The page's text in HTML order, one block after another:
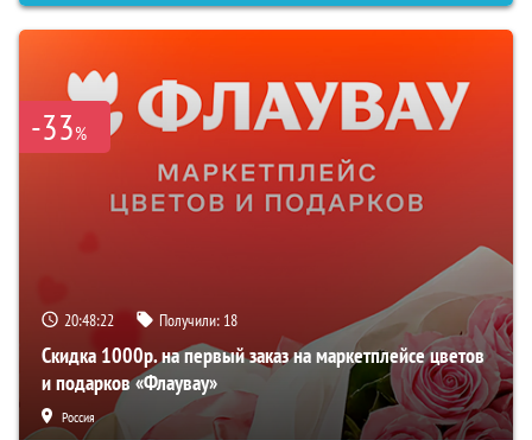
-33%
20:48:21 Получили: 18
Скидка 1000р. на первый заказ на маркетплейсе цветов
и подарков «Флаувау»
Россия